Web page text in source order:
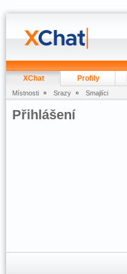
XChat Profily
Místnosti Srazy Smajlíci
Přihlášení